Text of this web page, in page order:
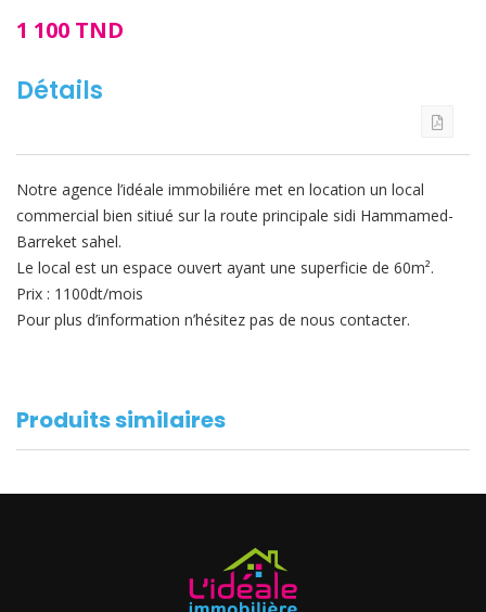
1 100 TND
Détails
Notre agence l’idéale immobiliére met en location un local
commercial bien sitiué sur la route principale sidi Hammamed-
Barreket sahel.
Le local est un espace ouvert ayant une superficie de 60m².
Prix : 1100dt/mois
Pour plus d’information n’hésitez pas de nous contacter.
Produits similaires